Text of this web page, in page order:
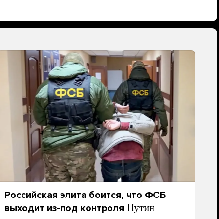
Российская элита боится, что ФСБ
выходит из-под контроля Путин